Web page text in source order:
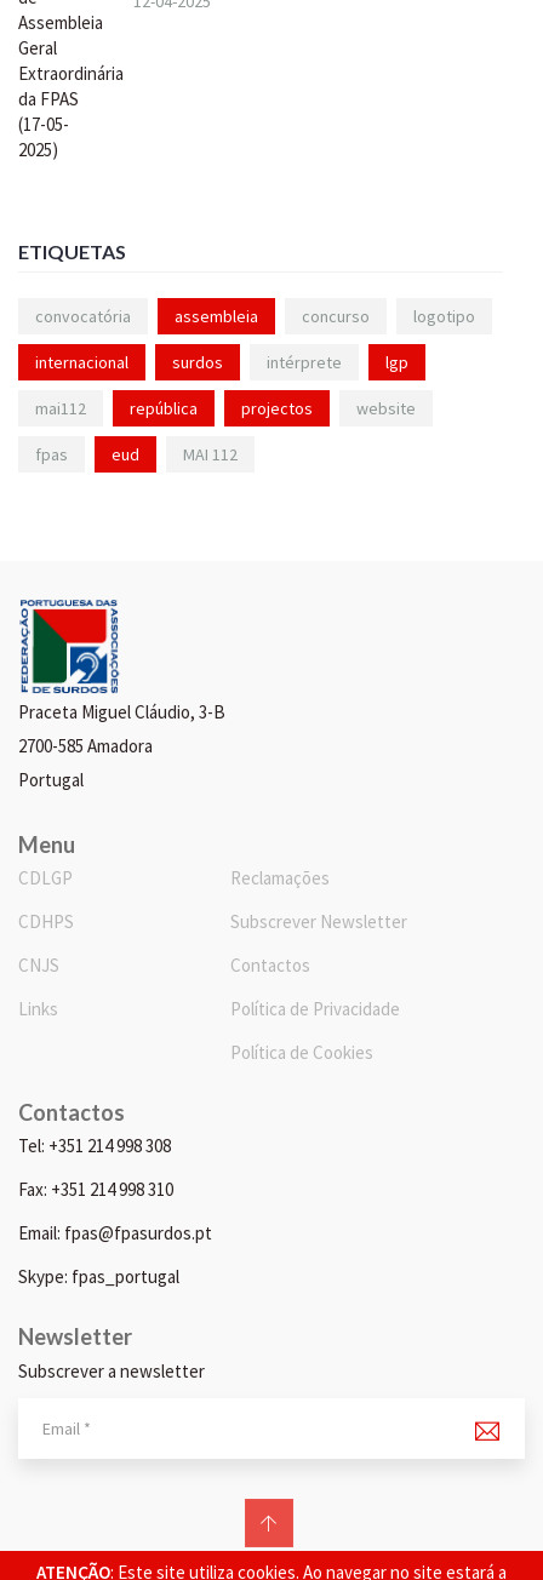
ATENÇÃO: Este site utiliza cookies. Ao navegar no site estará a
ETIQUETAS
convocatória assembleia concurso logotipo
internacional surdos intérprete lgp
mai112 república projectos website
fpas eud MAI 112
Praceta Miguel Cláudio, 3-B
2700-585 Amadora
Portugal
Menu
CDLGP
CDHPS
CNJS
Links
Reclamações
Subscrever Newsletter
Contactos
Política de Privacidade
Política de Cookies
Contactos
Tel: +351 214 998 308
Fax: +351 214 998 310
Email: fpas@fpasurdos.pt
Skype: fpas_portugal
Newsletter
Subscrever a newsletter
© 2026 FPAS. Todos os direitos reservados.